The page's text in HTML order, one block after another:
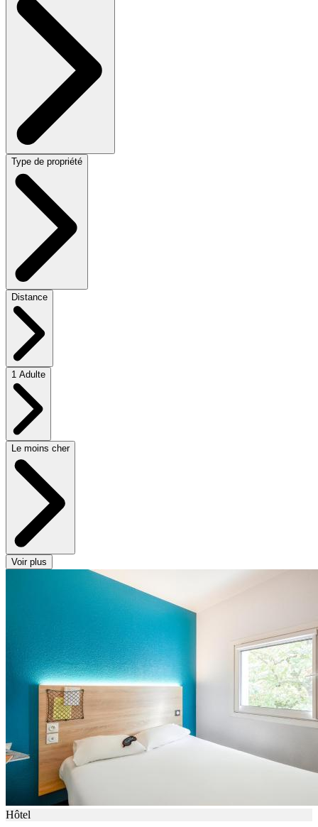
Type de propriété
Distance
1 Adulte
Le moins cher
Voir plus
Hôtel